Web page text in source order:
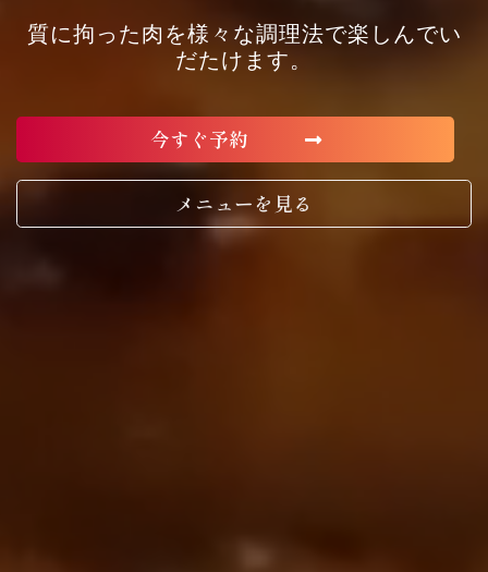
質に拘った肉を様々な調理法で楽しんでい
だたけます。
今すぐ予約
メニューを見る